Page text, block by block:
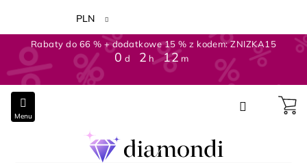
treści
Rabaty do 66 % + dodatkowe 15 % z kodem: ZNIZKA15
0 d 2 h :12 m
PLN